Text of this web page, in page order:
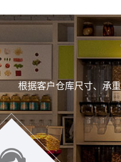
根据客户仓库尺寸、承